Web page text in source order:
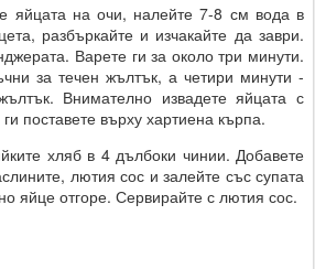
яйцата на очи, налейте 7-8 см вода в
разбъркайте и изчакайте да заври.
Варете ги за около три минути.
за течен жълтък, а четири минути -
Внимателно извадете яйцата с
поставете върху хартиена кърпа.
хляб в 4 дълбоки чинии. Добавете
лютия сос и залейте със супата
яйце отгоре. Сервирайте с лютия сос.